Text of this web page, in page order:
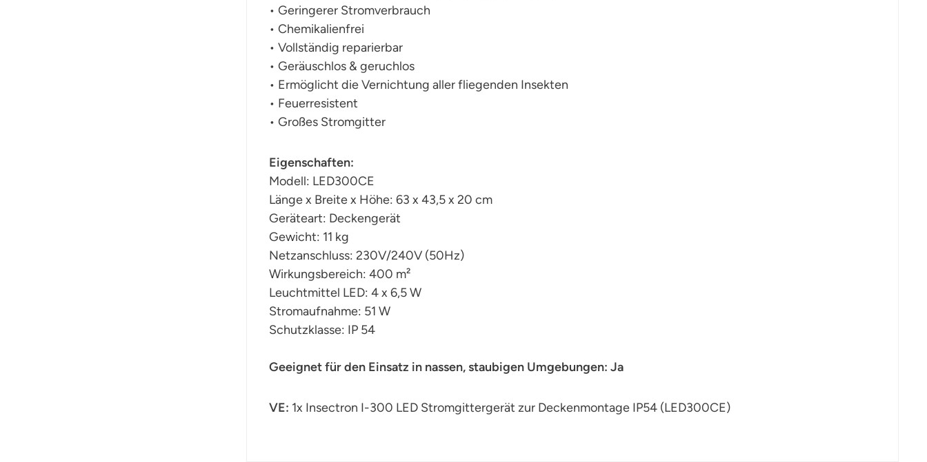
• Geringerer Stromverbrauch
• Chemikalienfrei
• Vollständig reparierbar
• Geräuschlos & geruchlos
• Ermöglicht die Vernichtung aller fliegenden Insekten
• Feuerresistent
• Großes Stromgitter
Eigenschaften:
Modell: LED300CE
Länge x Breite x Höhe: 63 x 43,5 x 20 cm
Geräteart: Deckengerät
Gewicht: 11 kg
Netzanschluss: 230V/240V (50Hz)
Wirkungsbereich: 400 m²
Leuchtmittel LED: 4 x 6,5 W
Stromaufnahme: 51 W
Schutzklasse: IP 54
Geeignet für den Einsatz in nassen, staubigen Umgebungen: Ja
VE: 1x Insectron I-300 LED Stromgittergerät zur Deckenmontage IP54 (LED300CE)